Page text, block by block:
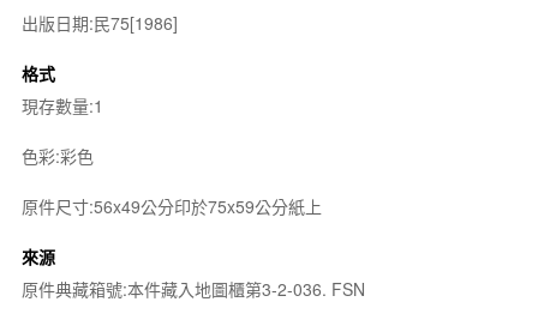
出版日期:民75[1986]
格式
現存數量:1
色彩:彩色
原件尺寸:56x49公分印於75x59公分紙上
來源
原件典藏箱號:本件藏入地圖櫃第3-2-036. FSN